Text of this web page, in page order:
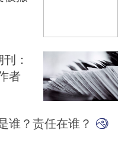
：
者
谁？责任在谁？